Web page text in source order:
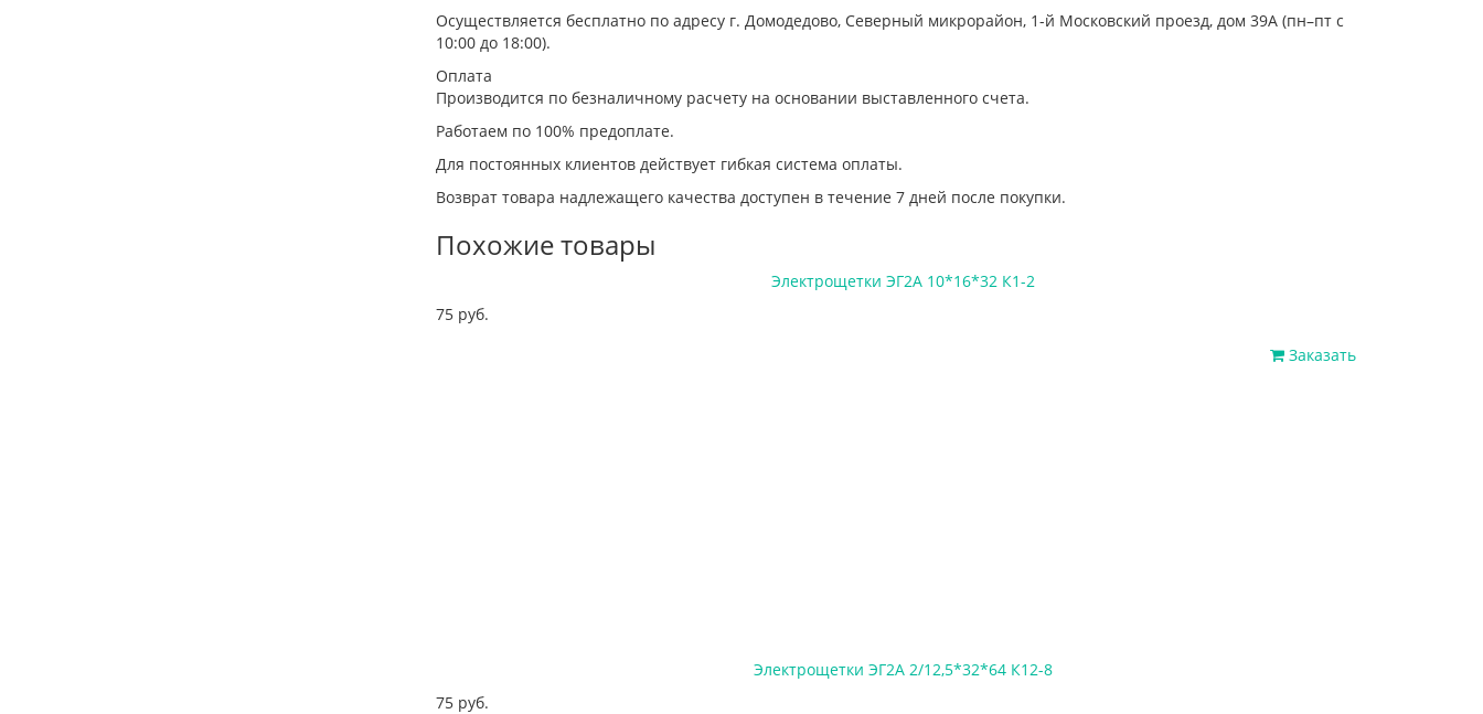
Осуществляется бесплатно по адресу г. Домодедово, Северный микрорайон, 1-й Московский проезд, дом 39А (пн–пт с
10:00 до 18:00).
Оплата
Производится по безналичному расчету на основании выставленного счета.
Работаем по 100% предоплате.
Для постоянных клиентов действует гибкая система оплаты.
Возврат товара надлежащего качества доступен в течение 7 дней после покупки.
Похожие товары
Электрощетки ЭГ2А 10*16*32 К1-2
75 руб.
Заказать
Электрощетки ЭГ2А 2/12,5*32*64 К12-8
75 руб.